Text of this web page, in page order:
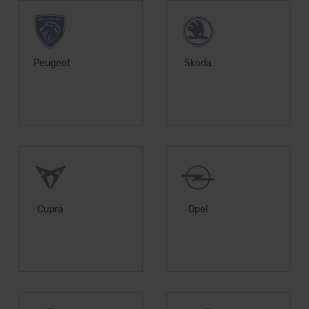
Standarddatenschutzklauseln (Art. 46 Abs. 2 lit. c
DSGVO) oder wenn Sie hierzu Ihre Einwilligung freiwillig
erteilen. Nähere Informationen zu den bestehenden
Peugeot Skoda
Cupra Opel